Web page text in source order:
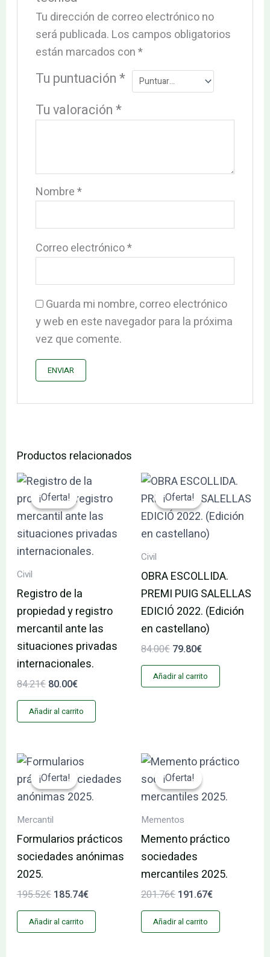
Tu dirección de correo electrónico no
será publicada. Los campos obligatorios
están marcados con*
Tu puntuación*
Tu valoración*
Nombre*
Correo electrónico*
Guarda mi nombre, correo electrónico
y web en este navegador para la próxima
vez que comente.
Productos relacionados
¡Oferta!
¡Oferta!
Civil
Registro de la
propiedad y registro
mercantil ante las
situaciones privadas
internacionales.
84.21€
El
precio
original
era:
84.21€.
80.00€
El
precio
actual
es:
80.00€.
Añadir al carrito
¡Oferta!
¡Oferta!
Civil
OBRA ESCOLLIDA.
PREMI PUIG SALELLAS
EDICIÓ 2022. (Edición
en castellano)
84.00€
El
precio
original
era:
84.00€.
79.80€
El
precio
actual
es:
79.80€.
Añadir al carrito
¡Oferta!
¡Oferta!
Mercantil
Formularios prácticos
sociedades anónimas
2025.
195.52€
El
precio
original
era:
185.74€
precio
actual
es:
Añadir al carrito
¡Oferta!
¡Oferta!
Mementos
Memento práctico
sociedades
mercantiles 2025.
201.76€
El
precio
original
era:
191.67€
El
es:
Añadir al carrito